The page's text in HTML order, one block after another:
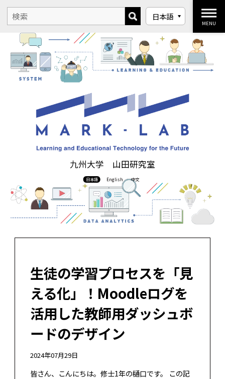
九州大学 山田研究室
日本語 English 中文
MENU
生徒の学習プロセスを「見
える化」！Moodleログを
活用した教師用ダッシュボ
ードのデザイン
2024年07月29日
皆さん、こんにちは。修士1年の樋口です。 この記